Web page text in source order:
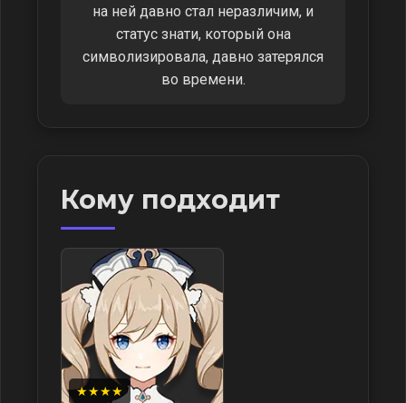
на ней давно стал неразличим, и
статус знати, который она
символизировала, давно затерялся
во времени.
Кому подходит
★★★★